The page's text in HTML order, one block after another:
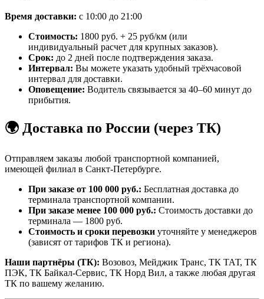
Время доставки: с 10:00 до 21:00
Стоимость: 1800 руб. + 25 руб/км (или
индивидуальный расчет для крупных заказов).
Срок: до 2 дней после подтверждения заказа.
Интервал: Вы можете указать удобный трёхчасовой
интервал для доставки.
Оповещение: Водитель связывается за 40–60 минут до
прибытия.
🌍 Доставка по России (через ТК)
Отправляем заказы любой транспортной компанией,
имеющей филиал в Санкт-Петербурге.
При заказе от 100 000 руб.: Бесплатная доставка до
терминала транспортной компании.
При заказе менее 100 000 руб.: Стоимость доставки до
терминала — 1800 руб.
Стоимость и сроки перевозки уточняйте у менеджеров
(зависят от тарифов ТК и региона).
Наши партнёры (ТК): Возовоз, Мейджик Транс, ТК ТАТ, ТК
ПЭК, ТК Байкал-Сервис, ТК Норд Вил, а также любая другая
ТК по вашему желанию.